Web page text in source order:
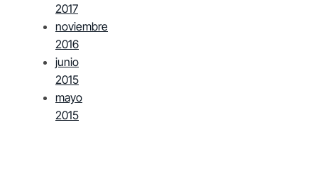
2017
noviembre
2016
junio
2015
mayo
2015